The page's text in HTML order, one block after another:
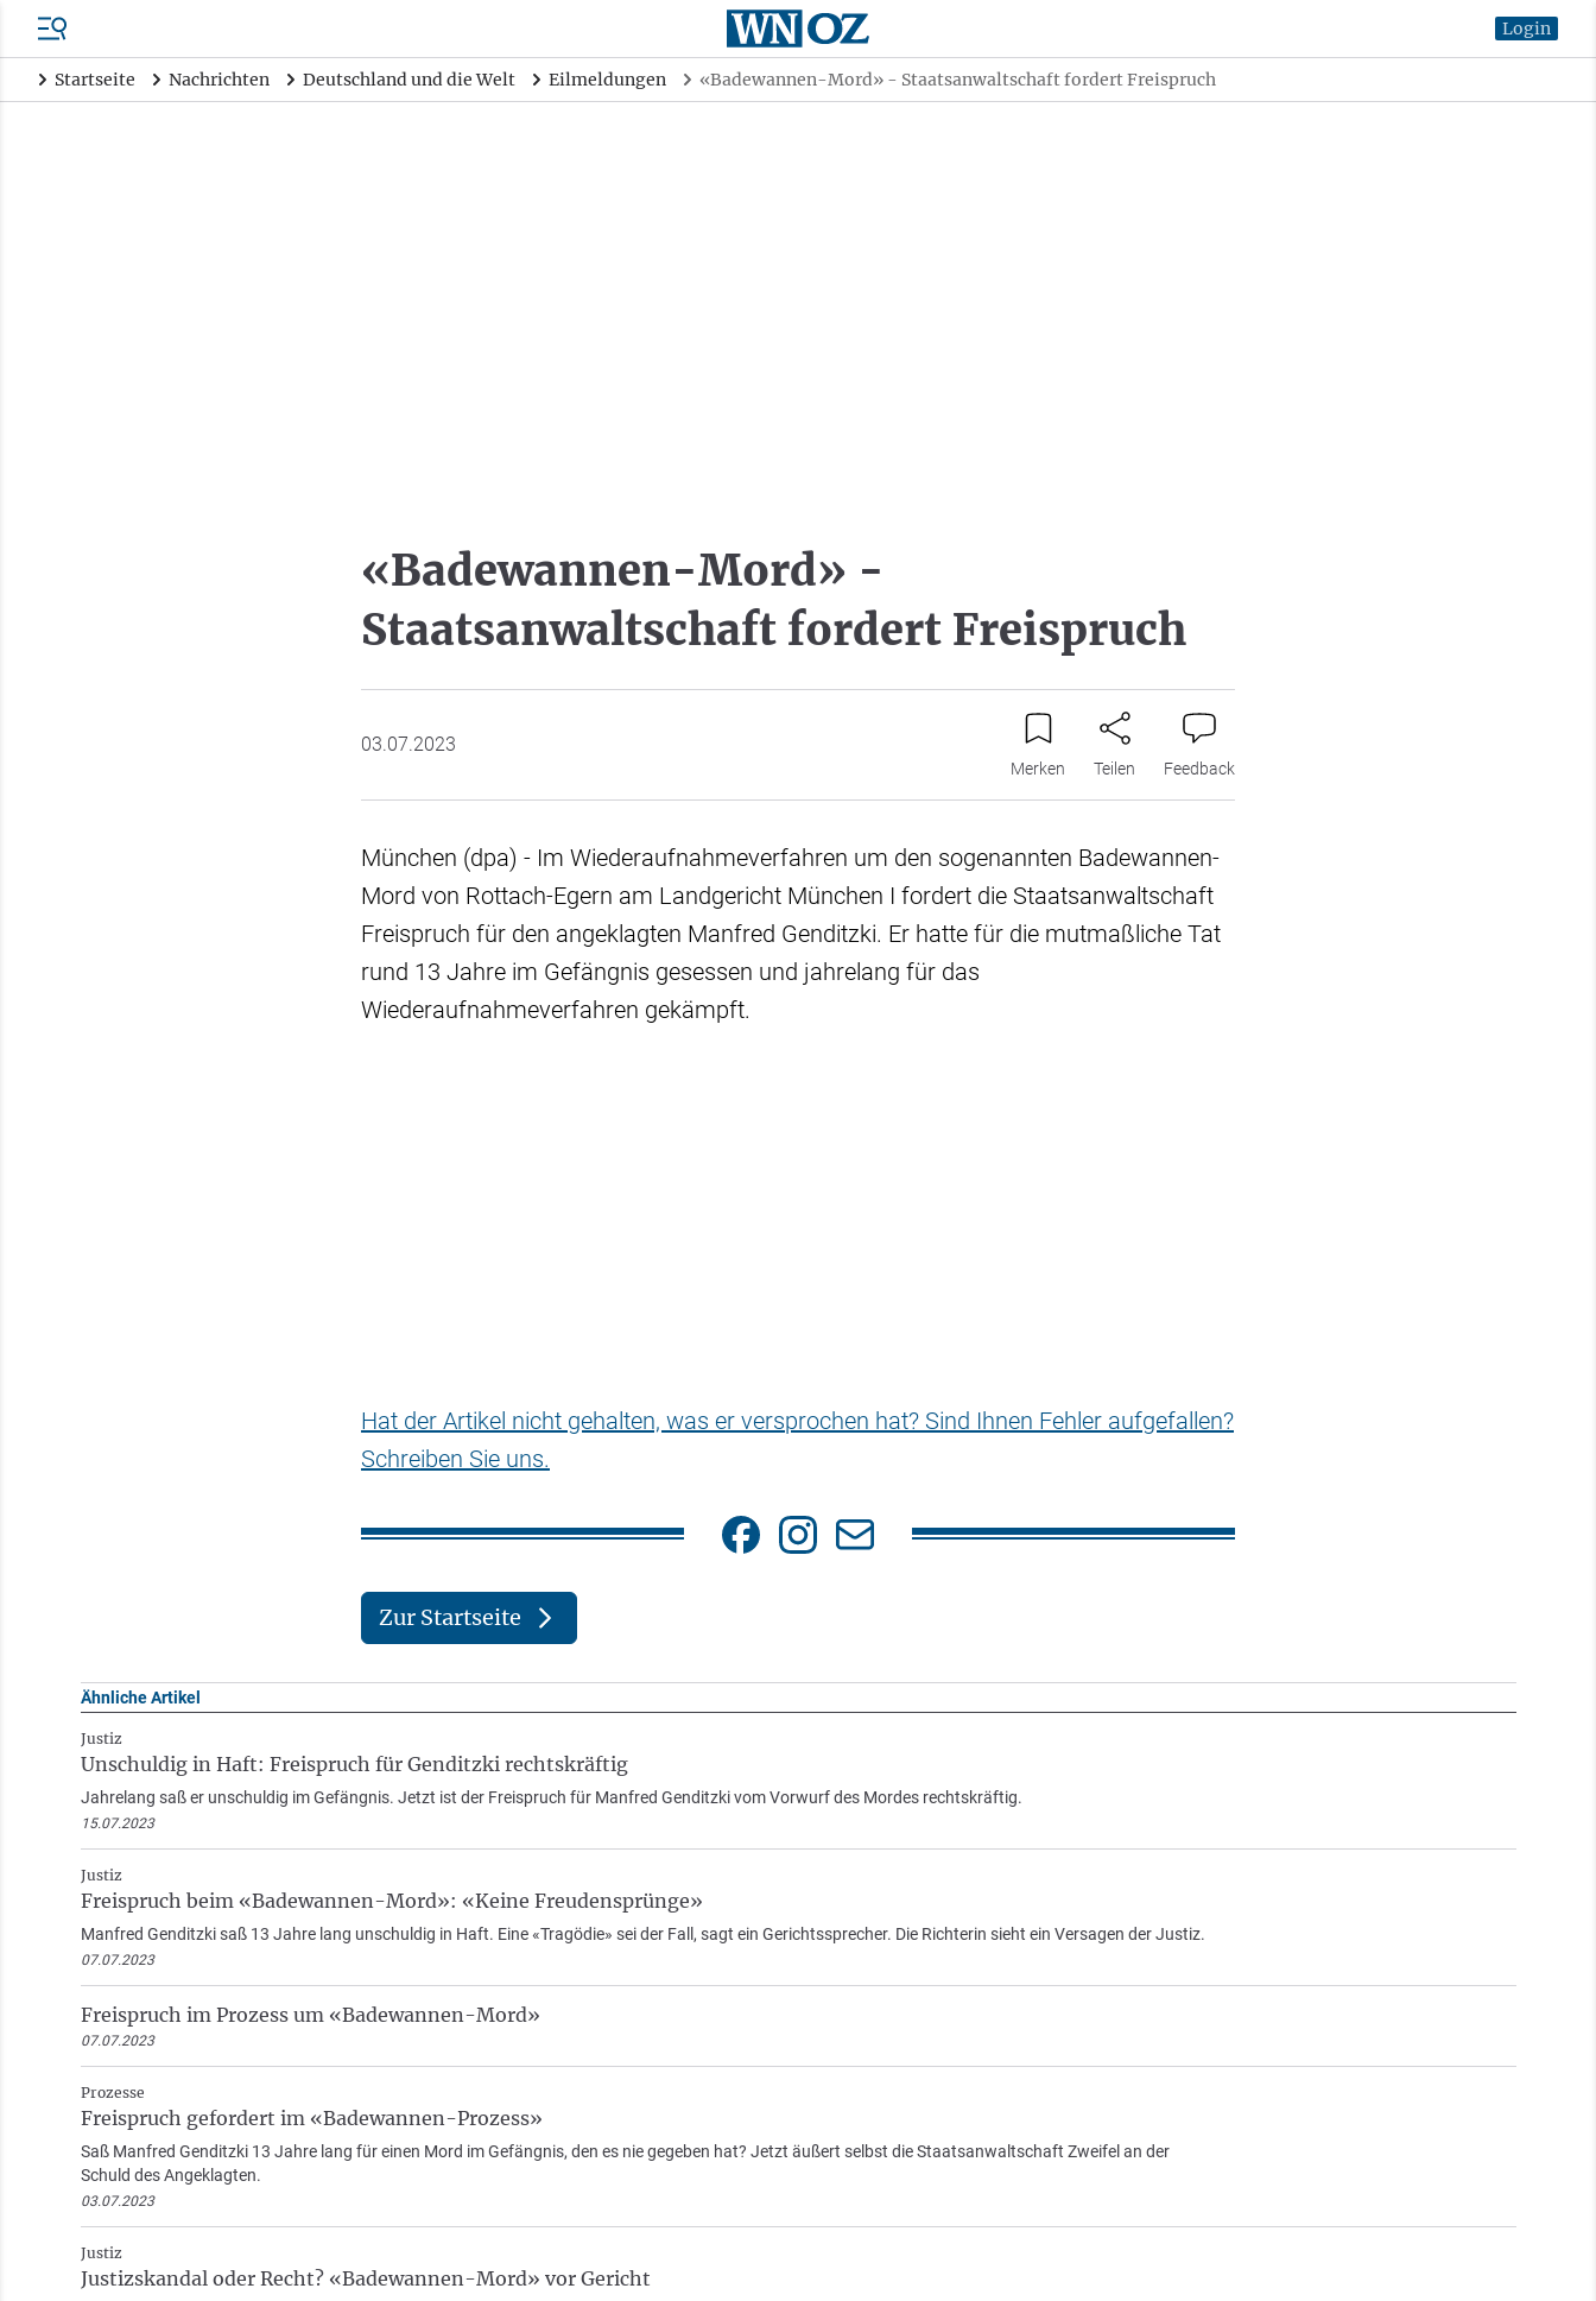
Login
Startseite Nachrichten Deutschland und die Welt Eilmeldungen «Badewannen-Mord» - Staatsanwaltschaft fordert Freispruch
«Badewannen-Mord» -
Staatsanwaltschaft fordert Freispruch
03.07.2023
Merken Teilen Feedback
München (dpa) - Im Wiederaufnahmeverfahren um den sogenannten Badewannen-
Mord von Rottach-Egern am Landgericht München I fordert die Staatsanwaltschaft
Freispruch für den angeklagten Manfred Genditzki. Er hatte für die mutmaßliche Tat
rund 13 Jahre im Gefängnis gesessen und jahrelang für das
Wiederaufnahmeverfahren gekämpft.
Hat der Artikel nicht gehalten, was er versprochen hat? Sind Ihnen Fehler aufgefallen?
Schreiben Sie uns.
Zur Startseite
Ähnliche Artikel
Justiz
Unschuldig in Haft: Freispruch für Genditzki rechtskräftig
Jahrelang saß er unschuldig im Gefängnis. Jetzt ist der Freispruch für Manfred Genditzki vom Vorwurf des Mordes rechtskräftig.
15.07.2023
Justiz
Freispruch beim «Badewannen-Mord»: «Keine Freudensprünge»
Manfred Genditzki saß 13 Jahre lang unschuldig in Haft. Eine «Tragödie» sei der Fall, sagt ein Gerichtssprecher. Die Richterin sieht ein Versagen der Justiz.
07.07.2023
Freispruch im Prozess um «Badewannen-Mord»
07.07.2023
Prozesse
Freispruch gefordert im «Badewannen-Prozess»
Saß Manfred Genditzki 13 Jahre lang für einen Mord im Gefängnis, den es nie gegeben hat? Jetzt äußert selbst die Staatsanwaltschaft Zweifel an der
Schuld des Angeklagten.
03.07.2023
Justiz
Justizskandal oder Recht? «Badewannen-Mord» vor Gericht